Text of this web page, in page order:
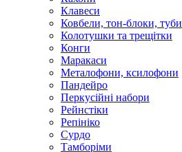
Клавеси
Ковбели, тон-блоки, туби
Колотушки та трещітки
Конги
Маракаси
Металофони, ксилофони
Пандейро
Перкусійні набори
Рейнстіки
Репініко
Сурдо
Тамборіми